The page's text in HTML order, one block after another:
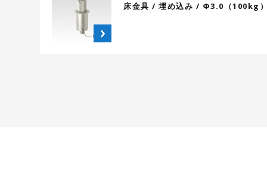
床金具 / 埋め込み / Φ3.0（100kg